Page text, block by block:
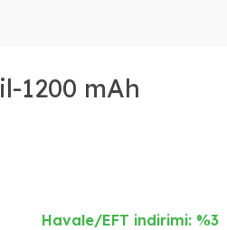
1200 mAh
Havale/EFT indirimi: %3